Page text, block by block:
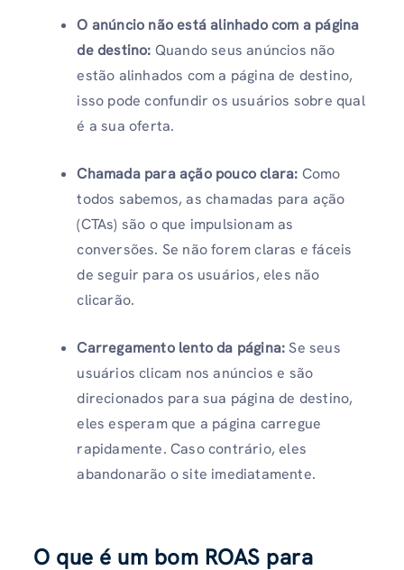
O anúncio não está alinhado com a página
de destino: Quando seus anúncios não
estão alinhados com a página de destino,
isso pode confundir os usuários sobre qual
é a sua oferta.
Chamada para ação pouco clara: Como
todos sabemos, as chamadas para ação
(CTAs) são o que impulsionam as
conversões. Se não forem claras e fáceis
de seguir para os usuários, eles não
clicarão.
Carregamento lento da página:Se seus
usuários clicam nos anúncios e são
direcionados para sua página de destino,
eles esperam que a página carregue
rapidamente. Caso contrário, eles
abandonarão o site imediatamente.
O que é um bom ROAS para